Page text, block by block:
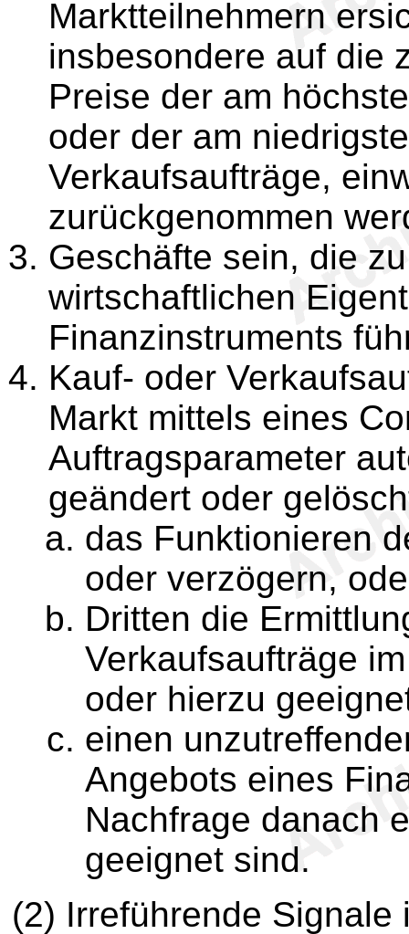
Marktteilnehmern
insbesondere auf die
Preise der am
oder der am
Verkaufsaufträge,
zurückgenommen
Geschäfte sein, die
wirtschaftlichen
Finanzinstruments
Kauf- oder
Markt mittels eines
Auftragsparameter
geändert oder
das Funktionieren
oder verzögern,
Dritten die
Verkaufsaufträge
oder hierzu
einen
Angebots eines
Nachfrage danach
geeignet sind.
(2) Irreführende